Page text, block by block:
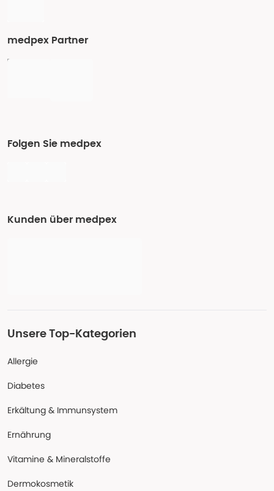
medpex Partner
Folgen Sie medpex
Kunden über medpex
Unsere Top-Kategorien
Allergie
Diabetes
Erkältung & Immunsystem
Ernährung
Vitamine & Mineralstoffe
Dermokosmetik